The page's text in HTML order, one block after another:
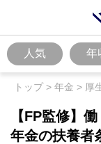
人気 年
トップ> 年金 > 厚
【FP監修】
年金の扶養者